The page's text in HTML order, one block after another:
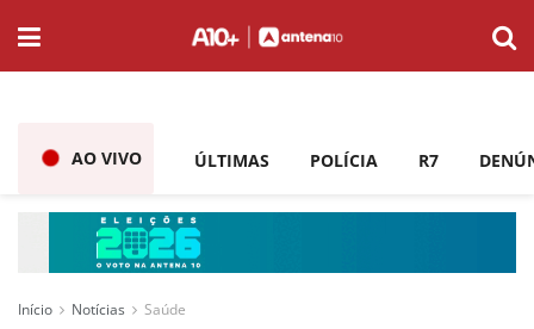
AO VIVO ÚLTIMAS POLÍCIA R7
Início Notícias Saúde